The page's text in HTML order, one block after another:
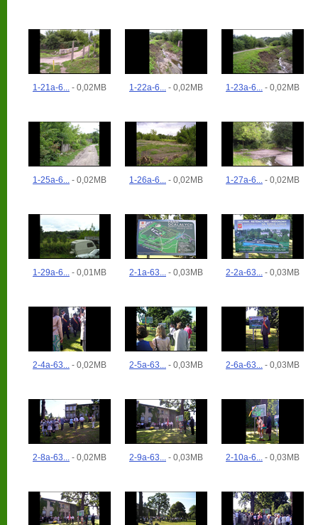
1-21a-6... - 0,02MB 1-22a-6... - 0,02MB 1-23a-6... - 0,02MB
1-25a-6... - 0,02MB 1-26a-6... - 0,02MB 1-27a-6... - 0,02MB
1-29a-6... - 0,01MB 2-1a-63... - 0,03MB 2-2a-63... - 0,03MB
2-4a-63... - 0,02MB 2-5a-63... - 0,03MB 2-6a-63... - 0,03MB
2-8a-63... - 0,02MB 2-9a-63... - 0,03MB 2-10a-6... - 0,03MB